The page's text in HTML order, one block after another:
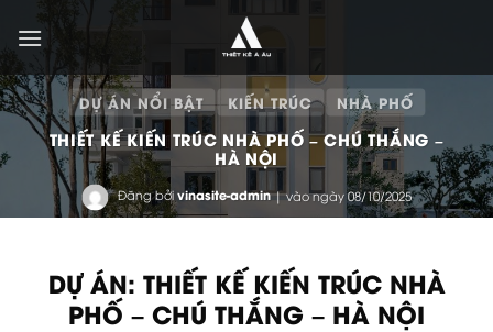
qua
dung
DỰ ÁN NỔI BẬT KIẾN TRÚC NHÀ PHỐ
THIẾT KẾ KIẾN TRÚC NHÀ PHỐ – CHÚ THẮNG –
HÀ NỘI
Đăng bởi vinasite-admin| vào ngày 08/10/2025
DỰ ÁN: THIẾT KẾ KIẾN TRÚC NHÀ
PHỐ – CHÚ THẮNG – HÀ NỘI